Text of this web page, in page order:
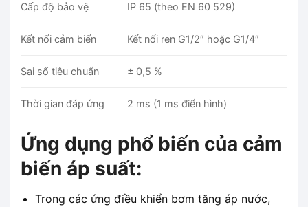
Cấp độ bảo vệ IP 65 (theo EN 60 529)
Kết nối cảm biến Kết nối ren G1/2″ hoặc G1/4″
Sai số tiêu chuẩn ± 0,5 %
Thời gian đáp ứng 2 ms (1 ms điển hình)
Ứng dụng phổ biến của cảm
biến áp suất:
Trong các ứng điều khiển bơm tăng áp nước,